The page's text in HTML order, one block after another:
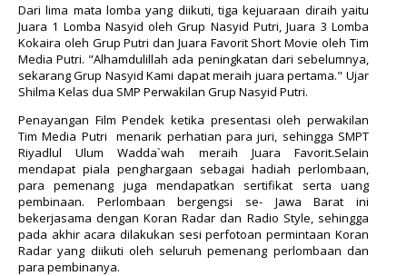
Dari lima mata lomba yang diikuti, tiga kejuaraan diraih yaitu
Juara 1 Lomba Nasyid oleh Grup Nasyid Putri, Juara 3 Lomba
Kokaira oleh Grup Putri dan Juara Favorit Short Movie oleh Tim
Media Putri. "Alhamdulillah ada peningkatan dari sebelumnya,
sekarang Grup Nasyid Kami dapat meraih juara pertama." Ujar
Shilma Kelas dua SMP Perwakilan Grup Nasyid Putri.
Penayangan Film Pendek ketika presentasi oleh perwakilan
Tim Media Putri menarik perhatian para juri, sehingga SMPT
Riyadlul Ulum Wadda`wah meraih Juara Favorit.Selain
mendapat piala penghargaan sebagai hadiah perlombaan,
para pemenang juga mendapatkan sertifikat serta uang
pembinaan. Perlombaan bergengsi se- Jawa Barat ini
bekerjasama dengan Koran Radar dan Radio Style, sehingga
pada akhir acara dilakukan sesi perfotoan permintaan Koran
Radar yang diikuti oleh seluruh pemenang perlombaan dan
para pembinanya.